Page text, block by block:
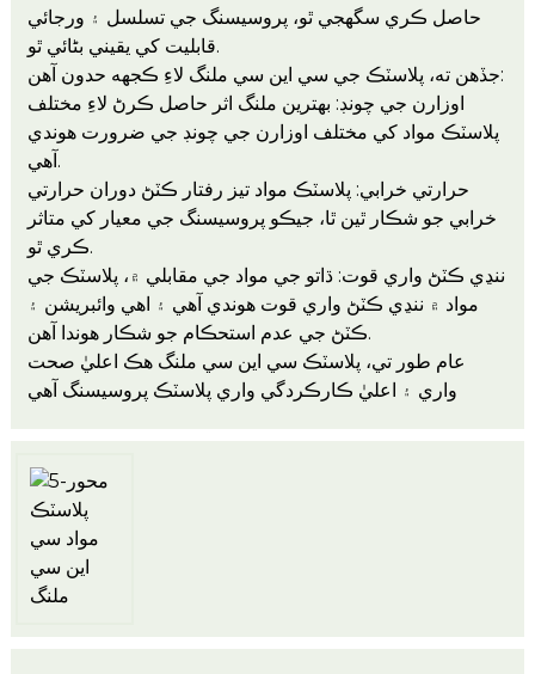
حاصل ڪري سگهجي ٿو، پروسيسنگ جي تسلسل ۽ ورجائي
قابليت کي يقيني بڻائي ٿو.
جڏهن ته، پلاسٽڪ جي سي اين سي ملنگ لاءِ ڪجهه حدون آهن:
اوزارن جي چونڊ: بهترين ملنگ اثر حاصل ڪرڻ لاءِ مختلف
پلاسٽڪ مواد کي مختلف اوزارن جي چونڊ جي ضرورت هوندي
آهي.
حرارتي خرابي: پلاسٽڪ مواد تيز رفتار ڪٽڻ دوران حرارتي
خرابي جو شڪار ٿين ٿا، جيڪو پروسيسنگ جي معيار کي متاثر
ڪري ٿو.
ننڍي ڪٽڻ واري قوت: ڌاتو جي مواد جي مقابلي ۾، پلاسٽڪ جي
مواد ۾ ننڍي ڪٽڻ واري قوت هوندي آهي ۽ اهي وائبريشن ۽
ڪٽڻ جي عدم استحڪام جو شڪار هوندا آهن.
عام طور تي، پلاسٽڪ سي اين سي ملنگ هڪ اعليٰ صحت
واري ۽ اعليٰ ڪارڪردگي واري پلاسٽڪ پروسيسنگ آهي